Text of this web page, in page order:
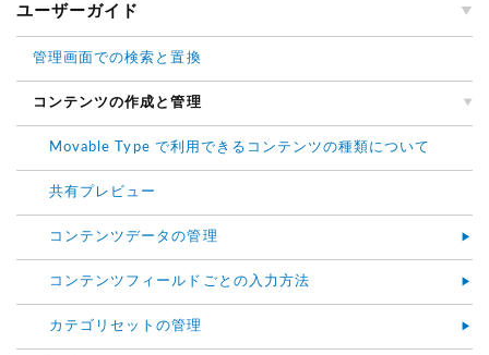
ユーザーガイド
管理画面での検索と置換
コンテンツの作成と管理
Movable Type で利用できるコンテンツの種類について
共有プレビュー
コンテンツデータの管理
コンテンツフィールドごとの入力方法
カテゴリセットの管理